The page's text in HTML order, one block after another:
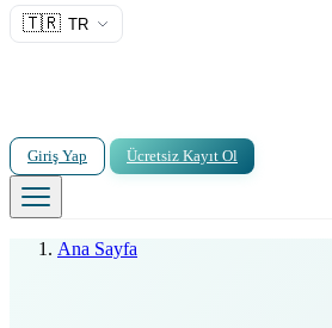
🇹🇷 TR
Giriş Yap Ücretsiz Kayıt Ol
Ana Sayfa